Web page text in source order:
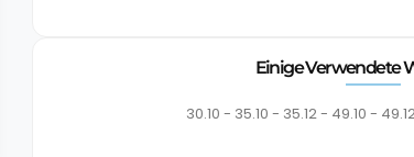
Einige Verwendete
30.10 - 35.10 - 35.12 - 49.10 -